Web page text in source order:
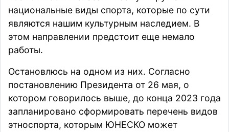
национальные виды спорта, которые по сути
являются нашим культурным наследием. В
этом направлении предстоит еще немало
работы.
Остановлюсь на одном из них. Согласно
постановлению Президента от 26 мая, о
котором говорилось выше, до конца 2023 года
запланировано сформировать перечень видов
этноспорта, которым ЮНЕСКО может